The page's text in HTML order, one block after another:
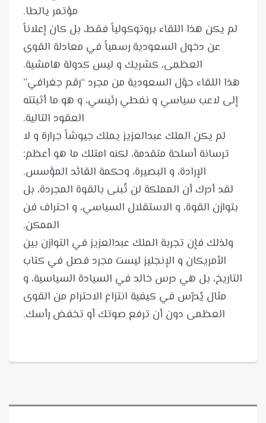
لم يكن هذا اللقاء بروتوكولياً فقط، بل كان إعلاناً
عن دخول السعودية رسمياً في معادلة القوى
هذا اللقاء حوّل السعودية من مجرد “رقم جغرافي”
إلى لاعب سياسي و نفطي رئيسي، و هو ما أثبتته
لم يكن الملك عبدالعزيز يملك جيوشاً جرارة و لا
ترسانة أسلحة متقدمة، لكنه امتلك ما هو أعظم:
لقد أدرك أن المملكة لن تُبنى بالقوة المجردة، بل
بتوازن القوة، و الاستقلال السياسي، و احتراف فن
ولذلك فإن تجربة الملك عبدالعزيز في التوازن بين
الأمريكان و الإنجليز ليست مجرد فصل في كتاب
التاريخ، بل هي درس خالد في السيادة السياسية، و
مثال يُدرّس في كيفية انتزاع الاحترام من القوى
العظمى دون أن ترفع صوتك أو تخفض رأسك.